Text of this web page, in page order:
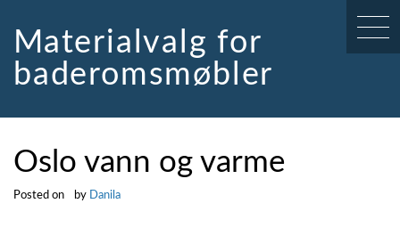
contentMaterialvalg for
baderomsmøbler
Oslo vann og varme
Posted on by Danila